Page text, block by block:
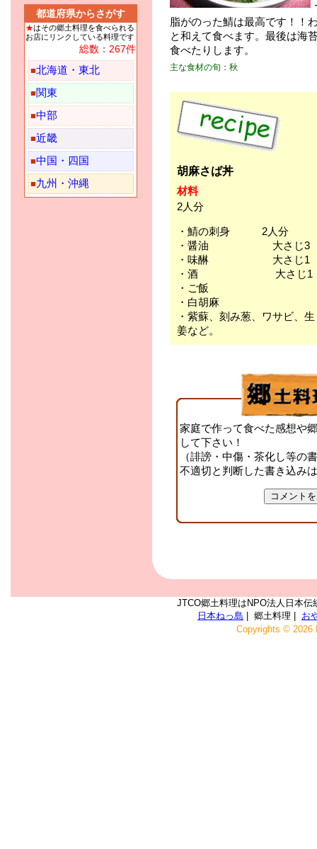
都道府県からさがす
★はその郷土料理を食べられる
お店にリンクしている料理です
総数：267件
■北海道・東北
■関東
■中部
■近畿
■中国・四国
■九州・沖縄
脂がのった鯖は最高です！！
と和えて食べます。最後は海
食べたりします。
主な食材の旬：秋
胡麻さば丼
材料
2人分
・鯖の刺身 2人分
・醤油 大さじ3
・味醂 大さじ1
・酒 大さじ1
・ご飯
・白胡麻
・紫蘇、刻み葱、ワサビ、生
姜など。
家庭で作って食べた感想や
して下さい！
（誹謗・中傷・茶化し等の
不適切と判断した書き込み
JTCO郷土料理はNPO法人日本
日本ねっ島 | 郷土料理 | お
Copyrights © 2026